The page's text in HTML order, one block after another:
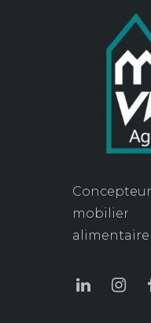
mobilier
alimentaire